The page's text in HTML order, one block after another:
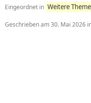
Eingeordnet in Weitere
Geschrieben am30. Mai 2026